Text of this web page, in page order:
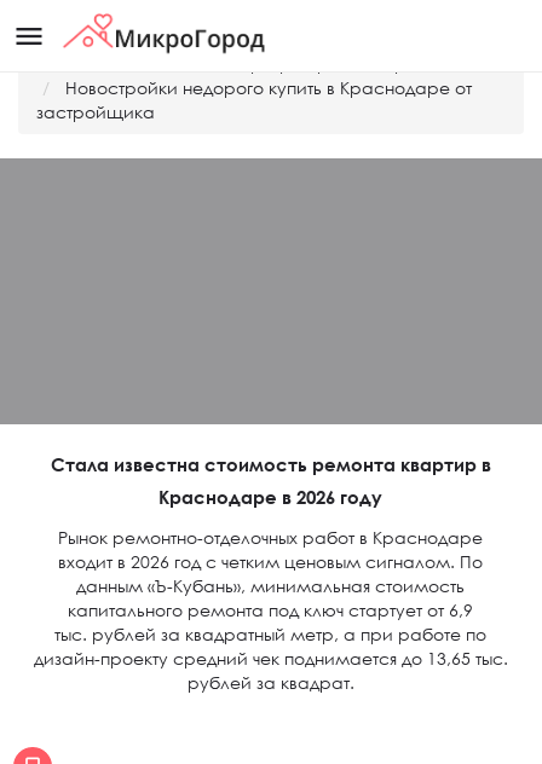
menu
Новостройки недорого купить в Краснодаре от
застройщика
Стала известна стоимость ремонта квартир в
Краснодаре в 2026 году
Рынок ремонтно-отделочных работ в Краснодаре
входит в 2026 год с четким ценовым сигналом. По
данным «Ъ-Кубань», минимальная стоимость
капитального ремонта под ключ стартует от 6,9
тыс. рублей за квадратный метр, а при работе по
дизайн-проекту средний чек поднимается до 13,65 тыс.
рублей за квадрат.